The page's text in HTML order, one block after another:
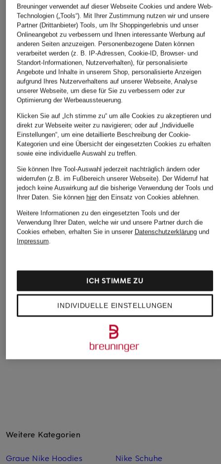
McCartney
STELLA MCCARTNEY
Leggings GABOU
105 €
Tights INTERVAL
SEAMLESS
Weitere Kategorien
Graue Nike Hoodies
Nike Schuhe
Breuninger verwendet auf dieser Webseite Cookies und andere Web-
Technologien („Tools“). Mit Ihrer Zustimmung nutzen wir und unsere
Partner (Drittanbieter) Tools, um Ihr Shoppingerlebnis und unser
Onlineangebot zu verbessern und Ihnen interessante Werbung auf
anderen Seiten anzuzeigen. Personenbezogene Daten können
verarbeitet werden (z. B. IP-Adressen, Cookie-ID, Browser- und
Standort-Informationen, Nutzerverhalten), für personalisierte
Angebote und Inhalte in unserem Shop, personalisierte Anzeigen
aufgrund Ihres Nutzerverhaltens auf unserer Webseite, Analyse
unserer Webseite, um diese für Sie zu verbessern oder zur
Optimierung der Werbeaussteuerung.
Klicken Sie auf „Ich stimme zu“ um alle Cookies zu akzeptieren und
direkt zur Webseite weiter zu navigieren; oder auf „Individuelle
Einstellungen“, um eine detaillierte Beschreibung der Cookie-
Kategorien und eine Übersicht der eingesetzten Cookies zu erhalten
sowie eine individuelle Auswahl zu treffen.
Sie können Ihre Tool-Auswahl jederzeit nachträglich ändern oder
widerrufen (z.B. im Fußbereich unserer Webseite). Der Widerruf hat
jedoch keine Auswirkung auf die bisherige Verwendung der Tools und
Ihrer Daten. Sie können hierden Einsatz von Cookies ablehnen.
Weitere Informationen zu den eingesetzten Tools und der
Verwendung Ihrer Daten, welche wir und unsere Partner durch die
Cookies erheben, erhalten Sie in unserer Datenschutzerklärungund
Impressum.
INDIVIDUELLE EINSTELLUNGEN
ICH STIMME ZU